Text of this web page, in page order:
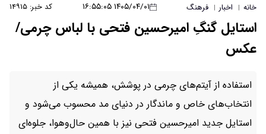
خانه | اخبار | فرهنگ ۱۴۰۵/۰۴/۰۱ ۱۶:۵۵:۰۵ کد خبر: ۱۴۹۱۵
استایل گنگِ امیرحسین فتحی با لباس چرمی/
عکس
استفاده از آیتم‌های چرمی در پوشش، همیشه یکی از
انتخاب‌های خاص و ماندگار در دنیای مد محسوب می‌شود و
استایل جدید امیرحسین فتحی نیز با همین حال‌و‌هوا، جلوه‌ای